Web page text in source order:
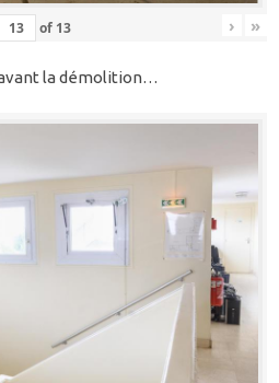
of 13 › »
la démolition…